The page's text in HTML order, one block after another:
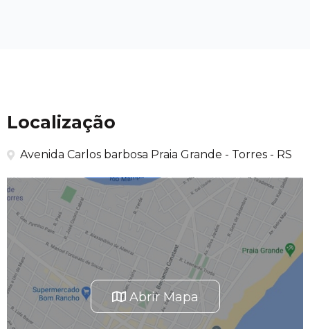
Localização
Avenida Carlos barbosa Praia Grande - Torres - RS
Abrir Mapa